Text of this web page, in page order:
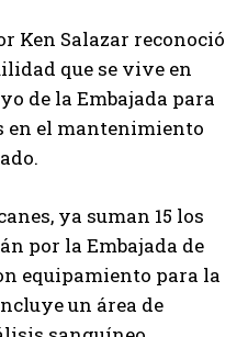
Ken Salazar reconoció
que se vive en
de la Embajada para
en el mantenimiento
ya suman 15 los
por la Embajada de
equipamiento para la
un área de